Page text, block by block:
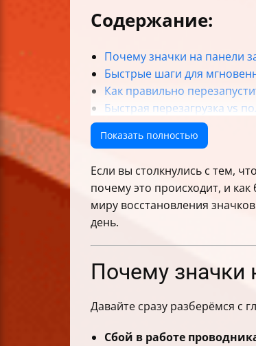
Содержание:
Почему значки на панели
Быстрые шаги для
Как правильно
Быстрая перезагрузка vs
Отключение быстрого
Обновление драйверов
Очистка кэша значков
Редактирование реестра
Перерегистрация Shell
Восстановление значков в
Дополнительные методы
Таблица основных
Заключение
Показать полностью
Если вы столкнулись с тем,
почему это происходит, и
миру восстановления
день.
Почему значки
Давайте сразу разберёмся с
Сбой в работе